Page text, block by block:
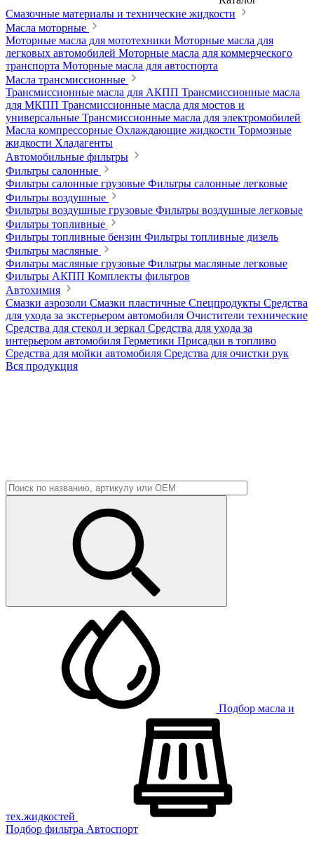
Смазочные материалы и технические жидкости
Масла моторные
Моторные масла для мототехники Моторные масла для
легковых автомобилей Моторные масла для коммерческого
транспорта Моторные масла для автоспорта
Масла трансмиссионные
Трансмиссионные масла для АКПП Трансмиссионные масла
для МКПП Трансмиссионные масла для мостов и
универсальные Трансмиссионные масла для электромобилей
Масла компрессорные Охлаждающие жидкости Тормозные
жидкости Хладагенты
Автомобильные фильтры
Фильтры салонные
Фильтры салонные грузовые Фильтры салонные легковые
Фильтры воздушные
Фильтры воздушные грузовые Фильтры воздушные легковые
Фильтры топливные
Фильтры топливные бензин Фильтры топливные дизель
Фильтры масляные
Фильтры масляные грузовые Фильтры масляные легковые
Фильтры АКПП Комплекты фильтров
Автохимия
Смазки аэрозоли Смазки пластичные Спецпродукты Средства
для ухода за экстерьером автомобиля Очистители технические
Средства для стекол и зеркал Средства для ухода за
интерьером автомобиля Герметики Присадки в топливо
Средства для мойки автомобиля Средства для очистки рук
Вся продукция
Подбор масла и
тех.жидкостей
Подбор фильтра Автоспорт